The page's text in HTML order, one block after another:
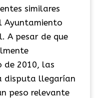
similares
Ayuntamiento
A pesar de que
de 2010, las
disputa llegarían
peso relevante